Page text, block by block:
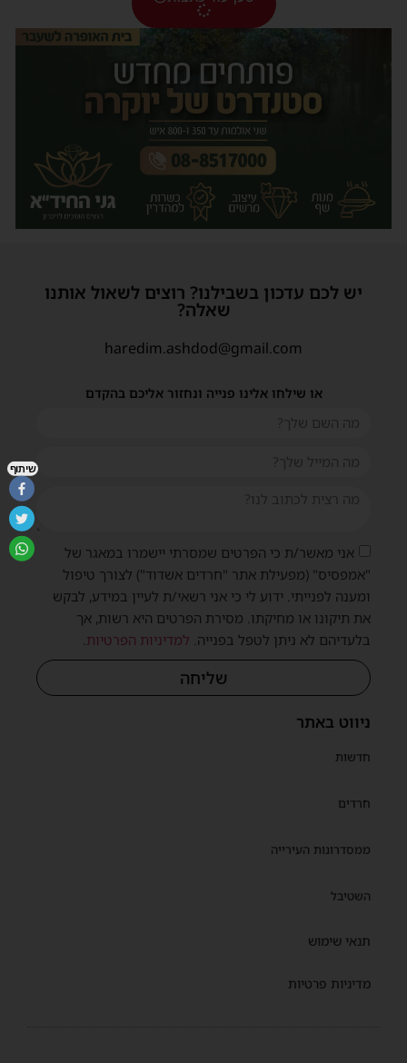
ניווט באתר
חדשות
חרדים
ממסדרונות העירייה
השטיבל
תנאי שימוש
מדיניות פרטיות
יש לכם עדכון בשבילנו? רוצים לשאול אותנו
שאלה?
haredim.ashdod@gmail.com
או שילחו אלינו פנייה ונחזור אליכם בהקדם
אני מאשר/ת כי הפרטים שמסרתי יישמרו במאגר של
"אמפסיס" (מפעילת אתר "חרדים אשדוד") לצורך טיפול
ומענה לפנייתי. ידוע לי כי אני רשאי/ת לעיין במידע, לבקש
את תיקונו או מחיקתו. מסירת הפרטים היא רשות, אך
בלעדיהם לא ניתן לטפל בפנייה. למדיניות הפרטיות.
שליחה
שיתוף